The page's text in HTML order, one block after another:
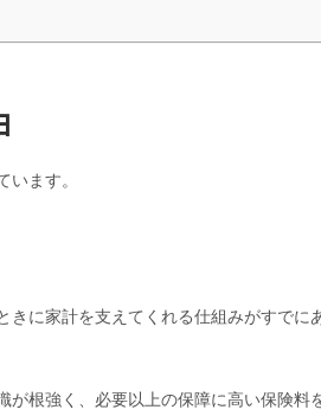
ます。
に家計を支えてくれる仕組みがすでに
根強く、必要以上の保障に高い保険料